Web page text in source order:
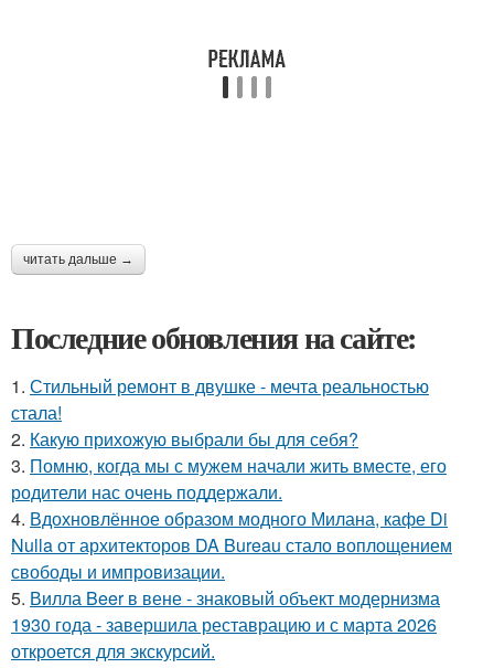
читать дальше →
Последние обновления на сайте:
1. Стильный ремонт в двушке - мечта реальностью
стала!
2. Какую прихожую выбрали бы для себя?
3. Помню, когда мы с мужем начали жить вместе, его
родители нас очень поддержали.
4. Вдохновлённое образом модного Милана, кафе Di
Nulla от архитекторов DA Bureau стало воплощением
свободы и импровизации.
5. Вилла Beer в вене - знаковый объект модернизма
1930 года - завершила реставрацию и с марта 2026
откроется для экскурсий.